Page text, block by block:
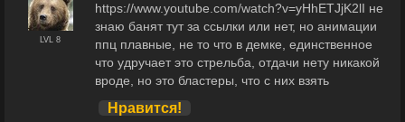
LVL 8
https://www.youtube.com/watch?v=yHhETJjK2lI не
знаю банят тут за ссылки или нет, но анимации
ппц плавные, не то что в демке, единственное
что удручает это стрельба, отдачи нету никакой
вроде, но это бластеры, что с них взять
Нравится!